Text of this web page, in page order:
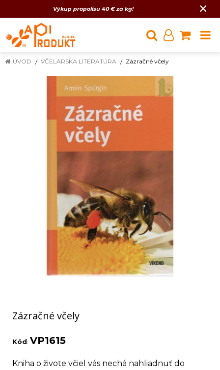
Výkup propolisu 40 € za kg! ×
ÚVOD VČELÁRSKA LITERATÚRA Zázračné včely
Zázračné včely
Kód: VP1615
Kniha o živote včiel vás nechá nahliadnuť do